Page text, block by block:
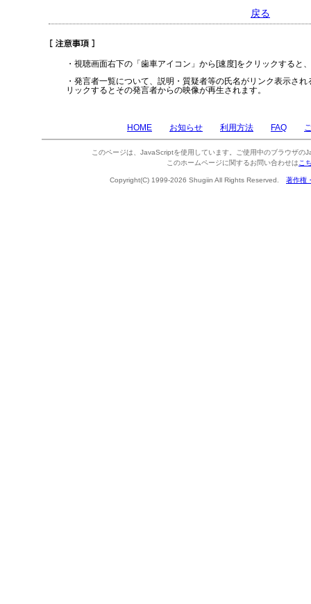
戻る
・視聴画面右下の「歯車アイコン」から[速度]をクリックすると
・発言者一覧について、説明・質疑者等の氏名がリンク表示さ
リックするとその発言者からの映像が再生されます。
HOME お知らせ 利用方法 FAQ
このページは、JavaScriptを使用しています。ご使用中のブラウザの
このホームページに関するお問い合わせは こ
Copyright(C) 1999-2026 Shugiin All Rights Reserved. 著作権